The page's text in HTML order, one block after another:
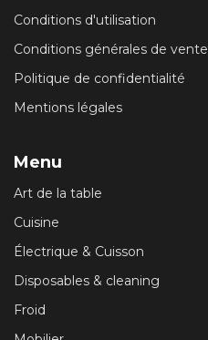
Conditions d'utilisation
Conditions générales de vente
Politique de confidentialité
Mentions légales
Menu
Art de la table
Cuisine
Électrique & Cuisson
Disposables & cleaning
Froid